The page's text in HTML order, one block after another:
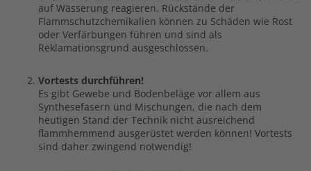
auf Wässerung reagieren. Rückstände der
Flammschutzchemikalien können zu Schäden wie Rost
oder Verfärbungen führen und sind als
Reklamationsgrund ausgeschlossen.
Vortests durchführen!
Es gibt Gewebe und Bodenbeläge vor allem aus
Synthesefasern und Mischungen, die nach dem
heutigen Stand der Technik nicht ausreichend
flammhemmend ausgerüstet werden können! Vortests
sind daher zwingend notwendig!